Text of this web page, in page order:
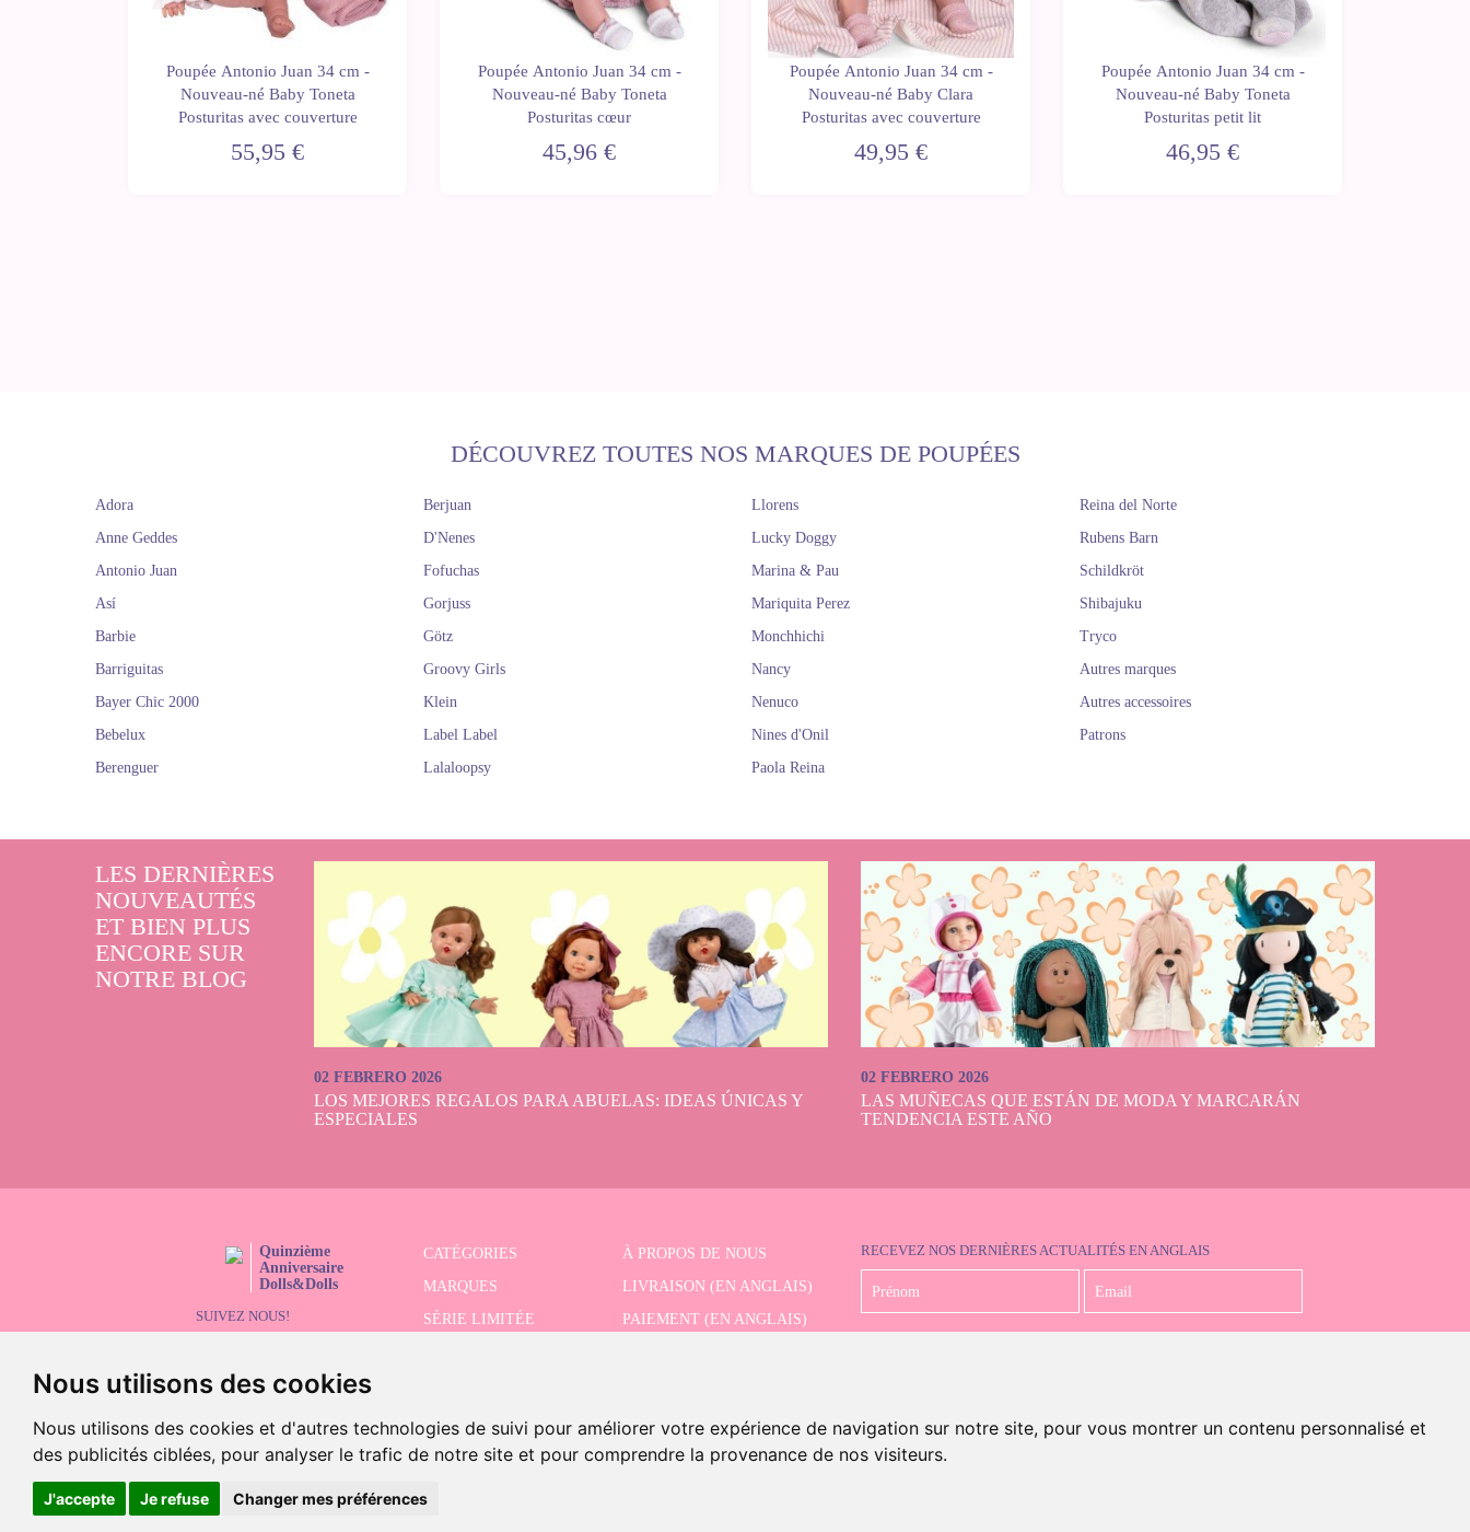
Nous utilisons des cookies
Nous utilisons des cookies et d'autres technologies de suivi pour améliorer votre expérience de navigation sur notre site, pour vous montrer un contenu personnalisé et
des publicités ciblées, pour analyser le trafic de notre site et pour comprendre la provenance de nos visiteurs.
J'accepte Je refuse Changer mes préférences
Poupée Antonio Juan 34 cm -
Nouveau-né Baby Toneta
Posturitas avec couverture
55,95 €
Poupée Antonio Juan 34 cm -
Nouveau-né Baby Toneta
Posturitas cœur
45,96 €
Poupée Antonio Juan 34 cm -
Nouveau-né Baby Clara
Posturitas avec couverture
49,95 €
Poupée Antonio Juan 34 cm -
Nouveau-né Baby Toneta
Posturitas petit lit
46,95 €
DÉCOUVREZ TOUTES NOS MARQUES DE POUPÉES
Adora
Anne Geddes
Antonio Juan
Así
Barbie
Barriguitas
Bayer Chic 2000
Bebelux
Berenguer
Berjuan
D'Nenes
Fofuchas
Gorjuss
Götz
Groovy Girls
Klein
Label Label
Lalaloopsy
Llorens
Lucky Doggy
Marina & Pau
Mariquita Perez
Monchhichi
Nancy
Nenuco
Nines d'Onil
Paola Reina
Reina del Norte
Rubens Barn
Schildkröt
Shibajuku
Tryco
Autres marques
Autres accessoires
Patrons
LES DERNIÈRES
NOUVEAUTÉS
ET BIEN PLUS
ENCORE SUR
NOTRE BLOG
02 FEBRERO 2026
LOS MEJORES REGALOS PARA ABUELAS: IDEAS ÚNICAS Y
ESPECIALES
02 FEBRERO 2026
LAS MUÑECAS QUE ESTÁN DE MODA Y MARCARÁN
TENDENCIA ESTE AÑO
Quinzième
Anniversaire
Dolls&Dolls
SUIVEZ NOUS!
CATÉGORIES
À PROPOS DE NOUS
MARQUES
LIVRAISON (EN ANGLAIS)
SÉRIE LIMITÉE
PAIEMENT (EN ANGLAIS)
RECEVEZ NOS DERNIÈRES ACTUALITÉS EN ANGLAIS
©2026 Dolls And Dolls. Tous les droits sont réservés.